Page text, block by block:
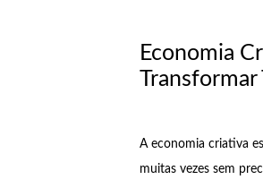
Economia
Transformar
A economia criativa
muitas vezes sem